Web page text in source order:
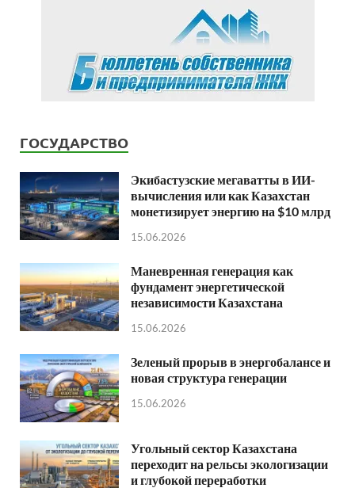
ГОСУДАРСТВО
Экибастузские мегаватты в ИИ-
вычисления или как Казахстан
монетизирует энергию на $10 млрд
15.06.2026
Маневренная генерация как
фундамент энергетической
независимости Казахстана
15.06.2026
Зеленый прорыв в энергобалансе и
новая структура генерации
15.06.2026
Угольный сектор Казахстана
переходит на рельсы экологизации
и глубокой переработки